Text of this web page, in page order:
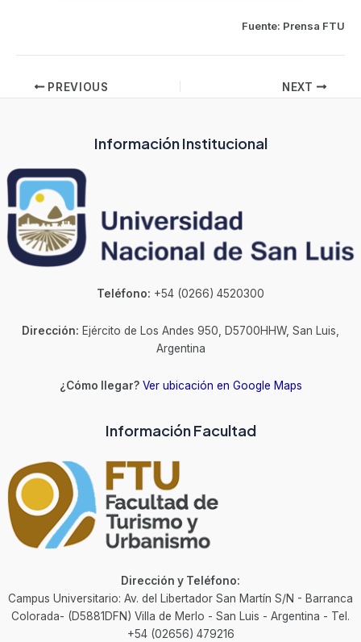
Fuente: Prensa FTU
PREVIOUS NEXT
Información Institucional
Teléfono: +54 (0266) 4520300
Dirección: Ejército de Los Andes 950, D5700HHW, San Luis,
Argentina
¿Cómo llegar? Ver ubicación en Google Maps
Información Facultad
Dirección y Teléfono:
Campus Universitario: Av. del Libertador San Martín S/N - Barranca
Colorada- (D5881DFN) Villa de Merlo - San Luis - Argentina - Tel.
+54 (02656) 479216